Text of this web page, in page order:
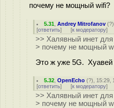
почему не мощный wifi?
5.31 ,Andrey Mitrofanov (?
[ответить] [к модератору]
>> Халявный инет
> почему не мощный
Это ж уже 5G. Хуавей
5.32 ,OpenEcho (?), 15:29,
[ответить] [к модератору]
>> Халявный инет
> почему не мощный